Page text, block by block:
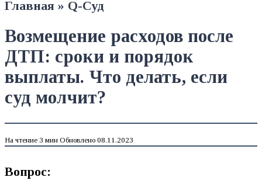
Главная » Q-Суд
Возмещение расходов после
ДТП: сроки и порядок
выплаты. Что делать, если
суд молчит?
На чтение 3 мин Обновлено 08.11.2023
Вопрос: